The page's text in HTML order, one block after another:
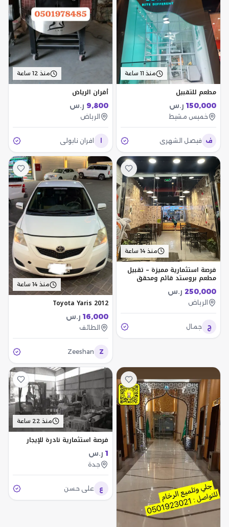
منذ 11 ساعة
مطعم للتقبيل
150,000 ر.س
خميس مشيط
ف فيصل الشهري
منذ 12 ساعة
أفران الرياض
9,800 ر.س
الرياض
افران نابولي
منذ 14 ساعة
فرصة استثمارية مميزة – تقبيل
مطعم بروستد قائم ومحقق
للدخل
250,000 ر.س
الرياض
ج جمال
منذ 14 ساعة
Toyota Yaris 2012
16,000 ر.س
الطائف
Z
Zeeshan
منذ 22 ساعة
فرصة استثمارية نادرة للإيجار
1 ر.س
جدة
ع علي حسن